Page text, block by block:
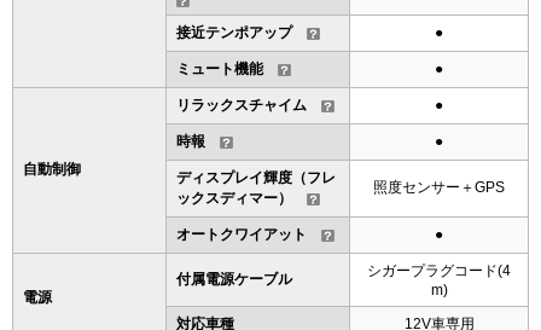
接近テンポアップ ●
ミュート機能 ●
自動制御
リラックスチャイム ●
時報 ●
ディスプレイ輝度（フレ
ックスディマー）
照度センサー＋GPS
オートクワイアット ●
電源
付属電源ケーブル
シガープラグコード(4
m)
対応車種
12V車専用